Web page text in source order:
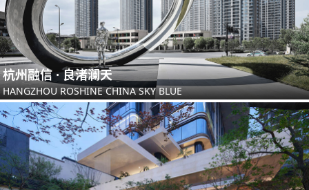
杭州融信 · 良渚澜天
HANGZHOU ROSHINE CHINA SKY BLUE